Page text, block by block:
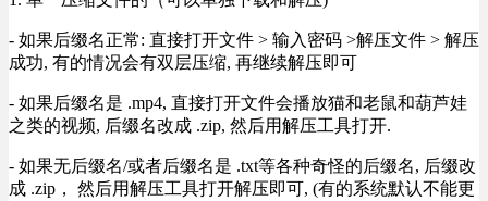
- 如果后缀名正常: 直接打开文件 > 输入密码 >解压文件 > 解压
成功, 有的情况会有双层压缩, 再继续解压即可
- 如果后缀名是 .mp4, 直接打开文件会播放猫和老鼠和葫芦娃
之类的视频, 后缀名改成 .zip, 然后用解压工具打开.
- 如果无后缀名/或者后缀名是 .txt等各种奇怪的后缀名, 后缀改
成 .zip， 然后用解压工具打开解压即可, (有的系统默认不能更